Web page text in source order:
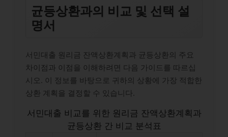
균등상환과의 비교 및 선택 설
명서
서민대출 원리금 잔액상환계획과 균등상환의 주요
차이점과 이점을 이해하려면 다음 가이드를 따르십
시오. 이 정보를 바탕으로 귀하의 상황에 가장 적합한
상환 계획을 결정할 수 있습니다.
서민대출 비교를 위한 원리금 잔액상환계획과
균등상환 간 비교 분석표